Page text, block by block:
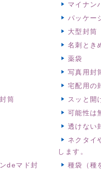
マイナン
パッケー
大型封筒
名刺とき
薬袋
写真用封
宅配用の
筒
スッと開
可能性は
透けない
ネクタイ
します。
deマド封
種袋（種